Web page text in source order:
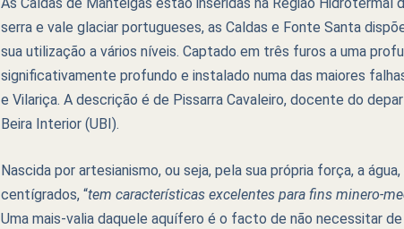
serra e vale glaciar portugueses, as Caldas e Fonte Santa
sua utilização a vários níveis. Captado em três furos a uma
significativamente profundo e instalado numa das maiores
e Vilariça. A descrição é de Pissarra Cavaleiro, docente do
Beira Interior (UBI).
Nascida por artesianismo, ou seja, pela sua própria força, a
centígrados, “tem características excelentes para fins minero-
Uma mais-valia daquele aquífero é o facto de não necessitar